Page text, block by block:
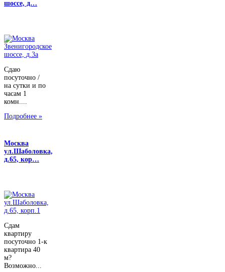
шоссе, д…
Сдаю
посуточно /
на сутки и по
часам 1
комн....
Подробнее »
Москва
ул.Шаболовка,
д.65, кор…
Сдам
квартиру
посуточно 1-к
квартира 40
м?
Возможно...